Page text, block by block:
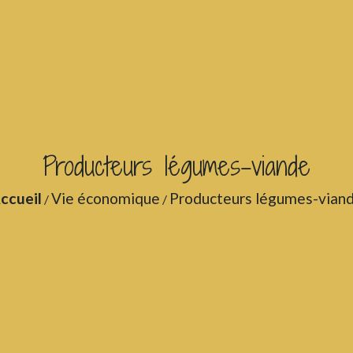
Producteurs légumes-viande
/Vie économique / Producteurs légumes-